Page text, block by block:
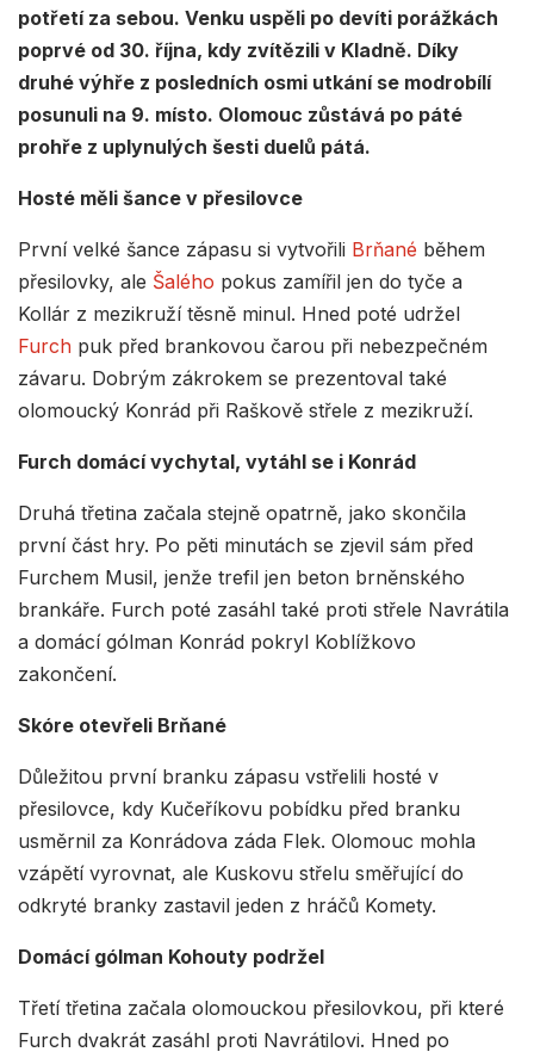
potřetí za sebou. Venku uspěli po devíti porážkách
poprvé od 30. října, kdy zvítězili v Kladně. Díky
druhé výhře z posledních osmi utkání se modrobílí
posunuli na 9. místo. Olomouc zůstává po páté
prohře z uplynulých šesti duelů pátá.
Hosté měli šance v přesilovce
První velké šance zápasu si vytvořili Brňané během
přesilovky, ale Šalého pokus zamířil jen do tyče a
Kollár z mezikruží těsně minul. Hned poté udržel
Furch puk před brankovou čarou při nebezpečném
závaru. Dobrým zákrokem se prezentoval také
olomoucký Konrád při Raškově střele z mezikruží.
Furch domácí vychytal, vytáhl se i Konrád
Druhá třetina začala stejně opatrně, jako skončila
první část hry. Po pěti minutách se zjevil sám před
Furchem Musil, jenže trefil jen beton brněnského
brankáře. Furch poté zasáhl také proti střele Navrátila
a domácí gólman Konrád pokryl Koblížkovo
zakončení.
Skóre otevřeli Brňané
Důležitou první branku zápasu vstřelili hosté v
přesilovce, kdy Kučeříkovu pobídku před branku
usměrnil za Konrádova záda Flek. Olomouc mohla
vzápětí vyrovnat, ale Kuskovu střelu směřující do
odkryté branky zastavil jeden z hráčů Komety.
Domácí gólman Kohouty podržel
Třetí třetina začala olomouckou přesilovkou, při které
Furch dvakrát zasáhl proti Navrátilovi. Hned po